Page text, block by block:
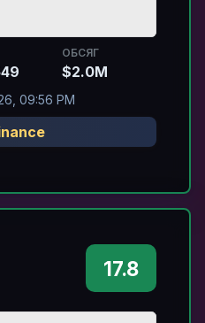
ОБСЯГ
$2.0M
09:56 PM
17.8